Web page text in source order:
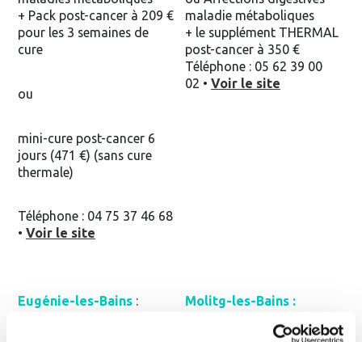
+ Pack post-cancer à 209 €
pour les 3 semaines de
cure
ou
mini-cure post-cancer 6
jours (471 €) (sans cure
thermale)
Téléphone : 04 75 37 46 68
• Voir le site
maladie métaboliques
+ le supplément THERMAL
post-cancer à 350 €
Téléphone : 05 62 39 00
02 • Voir le site
Eugénie-les-Bains: Molitg-les-Bains :